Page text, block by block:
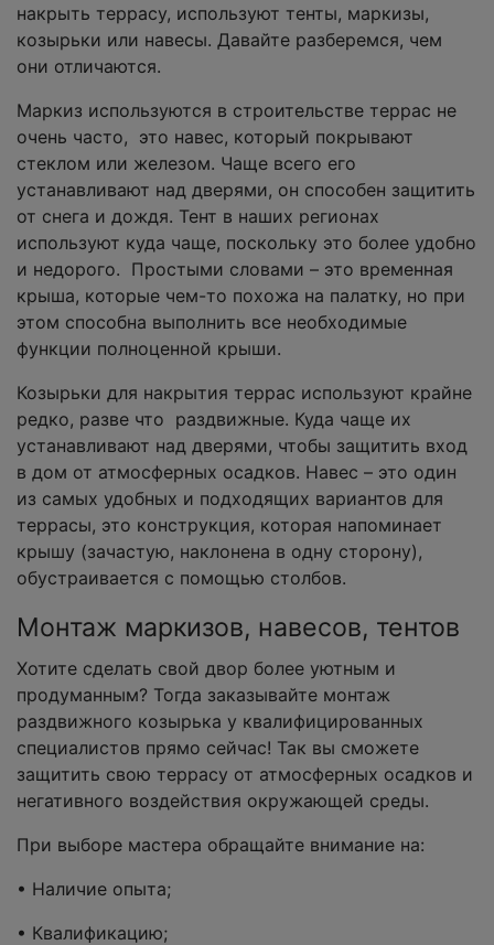
накрыть террасу, используют тенты, маркизы,
козырьки или навесы. Давайте разберемся, чем
они отличаются.
Маркиз используются в строительстве террас не
очень часто, это навес, который покрывают
стеклом или железом. Чаще всего его
устанавливают над дверями, он способен защитить
от снега и дождя. Тент в наших регионах
используют куда чаще, поскольку это более удобно
и недорого. Простыми словами – это временная
крыша, которые чем-то похожа на палатку, но при
этом способна выполнить все необходимые
функции полноценной крыши.
Козырьки для накрытия террас используют крайне
редко, разве что раздвижные. Куда чаще их
устанавливают над дверями, чтобы защитить вход
в дом от атмосферных осадков. Навес – это один
из самых удобных и подходящих вариантов для
террасы, это конструкция, которая напоминает
крышу (зачастую, наклонена в одну сторону),
обустраивается с помощью столбов.
Монтаж маркизов, навесов, тентов
Хотите сделать свой двор более уютным и
продуманным? Тогда заказывайте монтаж
раздвижного козырька у квалифицированных
специалистов прямо сейчас! Так вы сможете
защитить свою террасу от атмосферных осадков и
негативного воздействия окружающей среды.
При выборе мастера обращайте внимание на:
• Наличие опыта;
• Квалификацию;